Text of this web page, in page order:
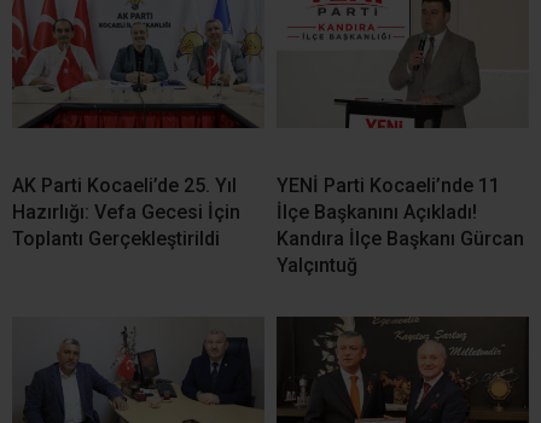
AK Parti Kocaeli’de 25. Yıl
Hazırlığı: Vefa Gecesi İçin
Toplantı Gerçekleştirildi
YENİ Parti Kocaeli’nde 11
İlçe Başkanını Açıkladı!
Kandıra İlçe Başkanı Gürcan
Yalçıntuğ